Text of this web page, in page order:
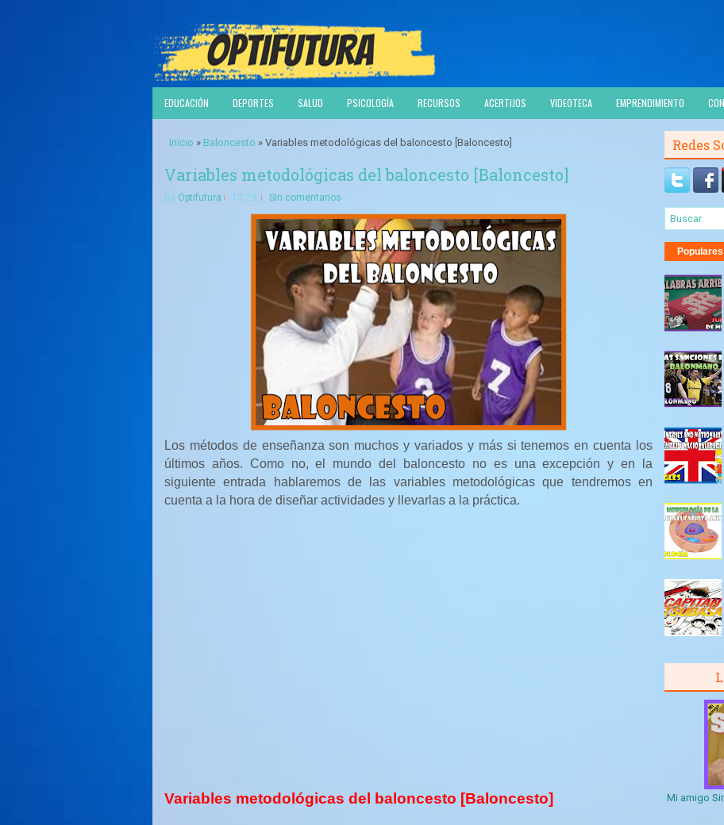
EDUCACIÓN DEPORTES SALUD PSICOLOGÍA RECURSOS ACERTIJOS VIDEOTECA EMPRENDIMIENTO
Inicio » Baloncesto » Variables metodológicas del baloncesto [Baloncesto]
Variables metodológicas del baloncesto [Baloncesto]
By Optifutura 13:29 Sin comentarios
Los métodos de enseñanza son muchos y variados y más si tenemos en cuenta los
últimos años. Como no, el mundo del baloncesto no es una excepción y en la
siguiente entrada hablaremos de las variables metodológicas que tendremos en
cuenta a la hora de diseñar actividades y llevarlas a la práctica.
Variables metodológicas del baloncesto [Baloncesto]
Redes
Populares
Mi amigo